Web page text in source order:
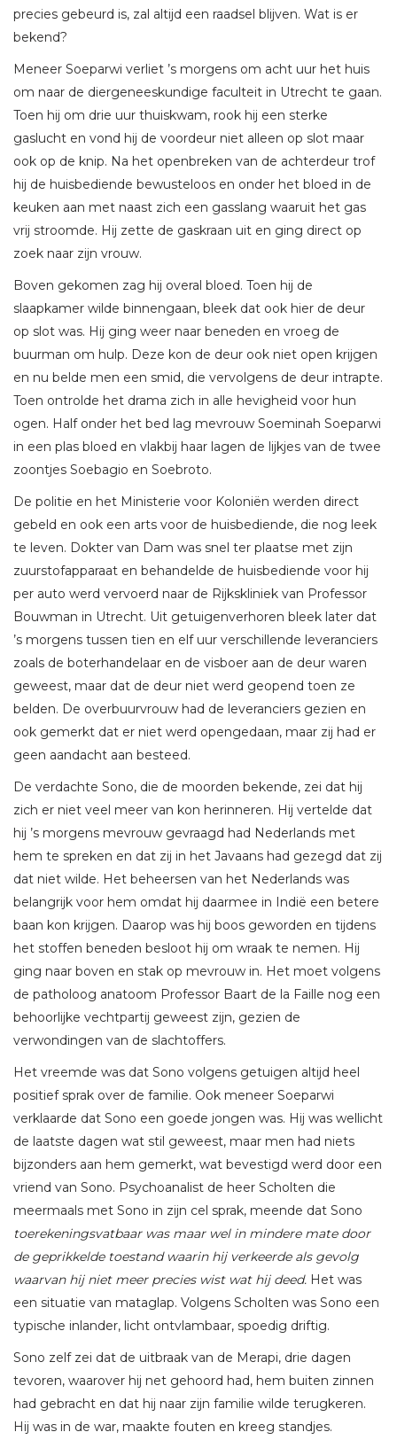
precies gebeurd is, zal altijd een raadsel blijven. Wat is er
bekend?
Meneer Soeparwi verliet ’s morgens om acht uur het huis
om naar de diergeneeskundige faculteit in Utrecht te gaan.
Toen hij om drie uur thuiskwam, rook hij een sterke
gaslucht en vond hij de voordeur niet alleen op slot maar
ook op de knip. Na het openbreken van de achterdeur trof
hij de huisbediende bewusteloos en onder het bloed in de
keuken aan met naast zich een gasslang waaruit het gas
vrij stroomde. Hij zette de gaskraan uit en ging direct op
zoek naar zijn vrouw.
Boven gekomen zag hij overal bloed. Toen hij de
slaapkamer wilde binnengaan, bleek dat ook hier de deur
op slot was. Hij ging weer naar beneden en vroeg de
buurman om hulp. Deze kon de deur ook niet open krijgen
en nu belde men een smid, die vervolgens de deur intrapte.
Toen ontrolde het drama zich in alle hevigheid voor hun
ogen. Half onder het bed lag mevrouw Soeminah Soeparwi
in een plas bloed en vlakbij haar lagen de lijkjes van de twee
zoontjes Soebagio en Soebroto.
De politie en het Ministerie voor Koloniën werden direct
gebeld en ook een arts voor de huisbediende, die nog leek
te leven. Dokter van Dam was snel ter plaatse met zijn
zuurstofapparaat en behandelde de huisbediende voor hij
per auto werd vervoerd naar de Rijkskliniek van Professor
Bouwman in Utrecht. Uit getuigenverhoren bleek later dat
’s morgens tussen tien en elf uur verschillende leveranciers
zoals de boterhandelaar en de visboer aan de deur waren
geweest, maar dat de deur niet werd geopend toen ze
belden. De overbuurvrouw had de leveranciers gezien en
ook gemerkt dat er niet werd opengedaan, maar zij had er
geen aandacht aan besteed.
De verdachte Sono, die de moorden bekende, zei dat hij
zich er niet veel meer van kon herinneren. Hij vertelde dat
hij ’s morgens mevrouw gevraagd had Nederlands met
hem te spreken en dat zij in het Javaans had gezegd dat zij
dat niet wilde. Het beheersen van het Nederlands was
belangrijk voor hem omdat hij daarmee in Indië een betere
baan kon krijgen. Daarop was hij boos geworden en tijdens
het stoffen beneden besloot hij om wraak te nemen. Hij
ging naar boven en stak op mevrouw in. Het moet volgens
de patholoog anatoom Professor Baart de la Faille nog een
behoorlijke vechtpartij geweest zijn, gezien de
verwondingen van de slachtoffers.
Het vreemde was dat Sono volgens getuigen altijd heel
positief sprak over de familie. Ook meneer Soeparwi
verklaarde dat Sono een goede jongen was. Hij was wellicht
de laatste dagen wat stil geweest, maar men had niets
bijzonders aan hem gemerkt, wat bevestigd werd door een
vriend van Sono. Psychoanalist de heer Scholten die
meermaals met Sono in zijn cel sprak, meende dat Sono
toerekeningsvatbaar was maar wel in mindere mate door
de geprikkelde toestand waarin hij verkeerde als gevolg
waarvan hij niet meer precies wist wat hij deed. Het was
een situatie van mataglap. Volgens Scholten was Sono een
typische inlander, licht ontvlambaar, spoedig driftig.
Sono zelf zei dat de uitbraak van de Merapi, drie dagen
tevoren, waarover hij net gehoord had, hem buiten zinnen
had gebracht en dat hij naar zijn familie wilde terugkeren.
Hij was in de war, maakte fouten en kreeg standjes.